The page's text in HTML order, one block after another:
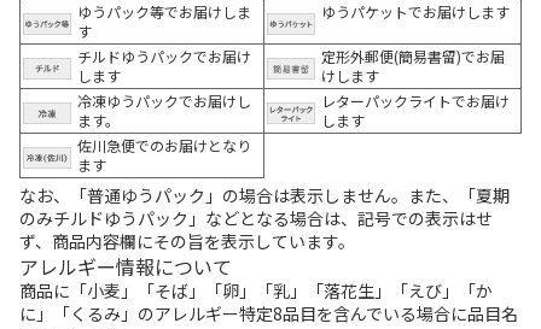
ゆうパック等でお届けしま
す
ゆうパケットでお届けします
チルドゆうパックでお届け
します
定形外郵便(簡易書留)でお届
けします
冷凍ゆうパックでお届けし
ます。
レターパックライトでお届け
します
佐川急便でのお届けとなり
ます
なお、「普通ゆうパック」の場合は表示しません。また、「夏期
のみチルドゆうパック」などとなる場合は、記号での表示はせ
ず、商品内容欄にその旨を表示しています。
アレルギー情報について
商品に「小麦」「そば」「卵」「乳」「落花生」「えび」「か
に」「くるみ」のアレルギー特定8品目を含んでいる場合に品目名